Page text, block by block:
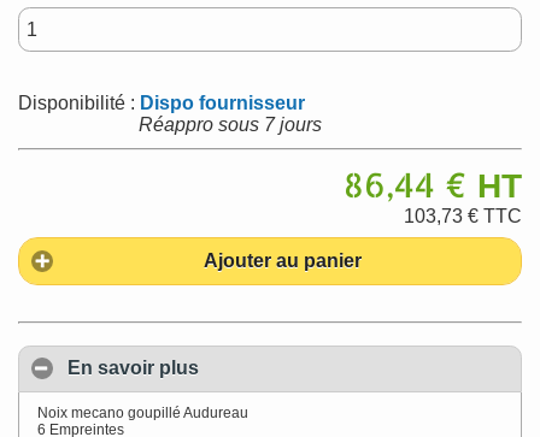
Disponibilité : Dispo fournisseur
Réappro sous 7 jours
86,44 € HT
103,73 € TTC
Ajouter au panier
En savoir plus
Noix mecano goupillé Audureau
6 Empreintes